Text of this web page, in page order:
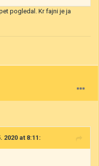
pogledal. Kr fajni je ja
2020 at 8:11: